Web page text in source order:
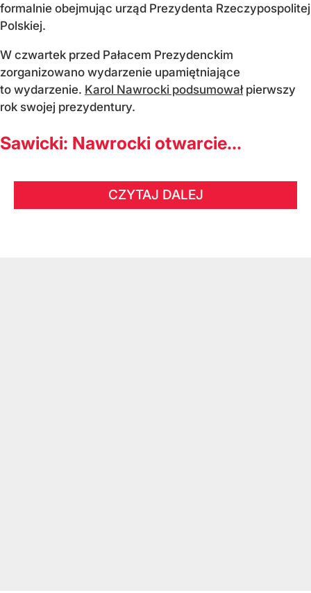
formalnie obejmując urząd Prezydenta Rzeczypospolitej
Polskiej.
W czwartek przed Pałacem Prezydenckim
zorganizowano wydarzenie upamiętniające
to wydarzenie. Karol Nawrocki podsumowałpierwszy
rok swojej prezydentury.
Sawicki: Nawrocki otwarcie...
CZYTAJ DALEJ